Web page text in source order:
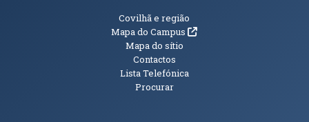
Informações Adicionais
Covilhã e região
Mapa do Campus(abre em nova janela)
Mapa do sítio
Contactos
Lista Telefónica
Procurar